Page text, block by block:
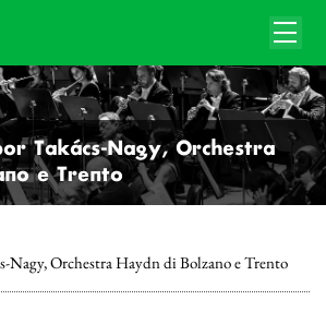
Takács-Nagy, Orchestra
e Trento
Nagy, Orchestra Haydn di Bolzano e Trento